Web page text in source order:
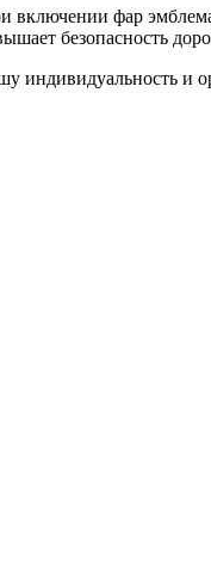
фар
безопасность
индивидуальность и